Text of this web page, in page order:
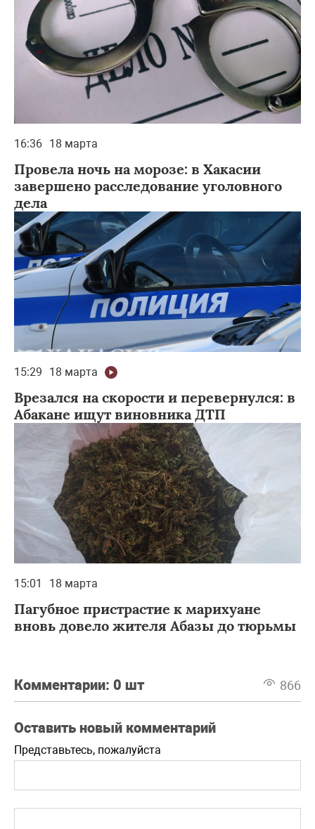
16:36 18 марта
Провела ночь на морозе: в Хакасии
завершено расследование уголовного
дела
15:29 18 марта
Врезался на скорости и перевернулся: в
Абакане ищут виновника ДТП
15:01 18 марта
Пагубное пристрастие к марихуане
вновь довело жителя Абазы до тюрьмы
Комментарии: 0 шт 866
Оставить новый комментарий
Представьтесь, пожалуйста